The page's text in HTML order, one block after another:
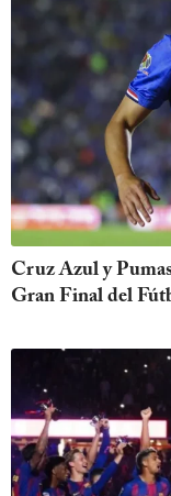
Cruz Azul y
Gran Final del